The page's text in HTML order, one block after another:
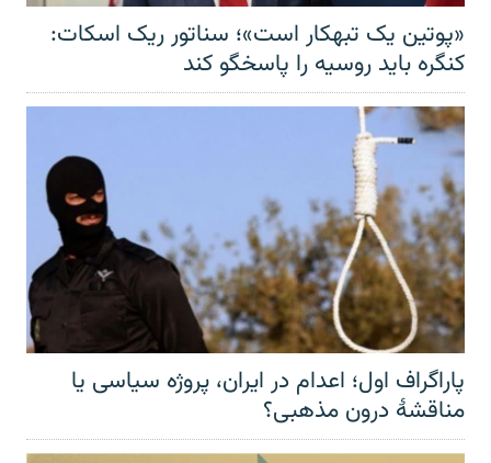
«پوتین یک تبهکار است»؛ سناتور ریک اسکات:
کنگره باید روسیه را پاسخگو کند
پاراگراف اول؛ اعدام در ایران، پروژه سیاسی یا
مناقشهٔ درون مذهبی؟